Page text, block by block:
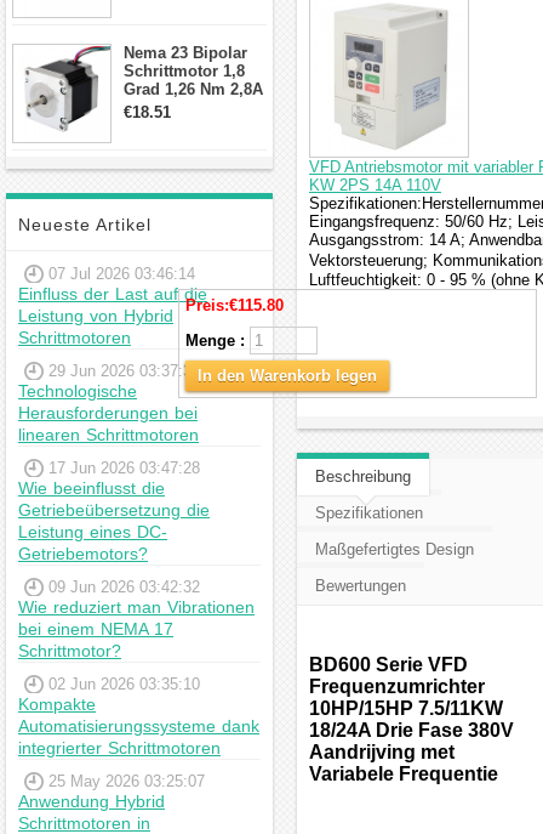
Nema 23 Bipolar
Schrittmotor 1,8
Grad 1,26 Nm 2,8A
2,5V 4 Drähte
€18.51
Neueste Artikel
07 Jul 2026 03:46:14
Einfluss der Last auf die
Leistung von Hybrid
Schrittmotoren
29 Jun 2026 03:37:39
Technologische
Herausforderungen bei
linearen Schrittmotoren
17 Jun 2026 03:47:28
Wie beeinflusst die
Getriebeübersetzung die
Leistung eines DC-
Getriebemotors?
09 Jun 2026 03:42:32
Wie reduziert man Vibrationen
bei einem NEMA 17
Schrittmotor?
02 Jun 2026 03:35:10
Kompakte
Automatisierungssysteme dank
integrierter Schrittmotoren
25 May 2026 03:25:07
Anwendung Hybrid
Schrittmotoren in
VFD Antriebsmotor mit variabler
KW 2PS 14A 110V
Eingangsfrequenz: 50/60 Hz;
Ausgangsstrom: 14 A;
Vektorsteuerung;
Luftfeuchtigkeit: 0 - 95 % (ohne
Preis:€115.80
Menge :
In den Warenkorb legen
Beschreibung
Spezifikationen
Maßgefertigtes Design
Bewertungen
BD600 Serie VFD
Frequenzumrichter
10HP/15HP 7.5/11KW
18/24A Drie Fase 380V
Aandrijving met
Variabele Frequentie